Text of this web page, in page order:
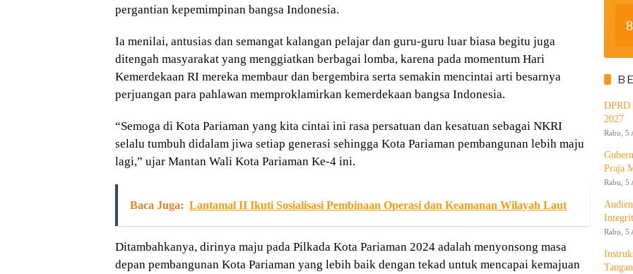
pergantian kepemimpinan bangsa Indonesia.
Ia menilai, antusias dan semangat kalangan pelajar dan guru-guru luar biasa begitu juga
ditengah masyarakat yang menggiatkan berbagai lomba, karena pada momentum Hari
Kemerdekaan RI mereka membaur dan bergembira serta semakin mencintai arti besarnya
perjuangan para pahlawan memproklamirkan kemerdekaan bangsa Indonesia.
“Semoga di Kota Pariaman yang kita cintai ini rasa persatuan dan kesatuan sebagai NKRI
selalu tumbuh didalam jiwa setiap generasi sehingga Kota Pariaman pembangunan lebih maju
lagi,” ujar Mantan Wali Kota Pariaman Ke-4 ini.
Baca Juga: Lantamal II Ikuti Sosialisasi Pembinaan Operasi dan Keamanan Wilayah Laut
Ditambahkanya, dirinya maju pada Pilkada Kota Pariaman 2024 adalah menyonsong masa
depan pembangunan Kota Pariaman yang lebih baik dengan tekad untuk mencapai kemajuan
8
DPRD
2027
Rabu, 5
Praja
Rabu, 5
Rabu, 5